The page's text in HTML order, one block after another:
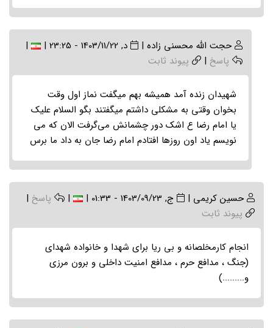
In
reply
to
(بدون
موضوع)
سیده
البنین…
حجت الله محسنی زاده | د, 1403/11/22 - 23:25 |
|
پاسخ | پیوند ثابت
شهیدان زنده آمد همیشه بهم میگفت نماز اول وقت
بخوان وقتی به مشکلی داشتم میگفتند بگو السلام علیک
یا امام رضا ع اشک دور چشمانش می‌گرفت الان که می
نویسم یاد اون روزها افتادم امام رضا جان به داد ما برس
حسین کریمی | ج, 1403/09/23 - 01:33 |
| پاسخ |
پیوند ثابت
انجام کارمخلصانه و بی ریا برای شهدا و خانواده شهدای
(جنگ ، مدافع حرم ، مدافع امنیت داخلی و برون مرزی
و.........)